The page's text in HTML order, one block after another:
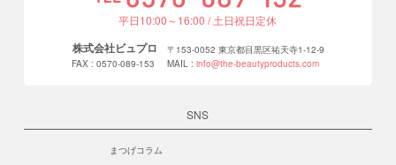
平日10:00～16:00 / 土日祝日定休
株式会社ビュプロ
〒153-0052 東京都目黒区祐天寺1-12-9
FAX : 0570-089-153
MAIL : info@the-beautyproducts.com
SNS
まつげコラム